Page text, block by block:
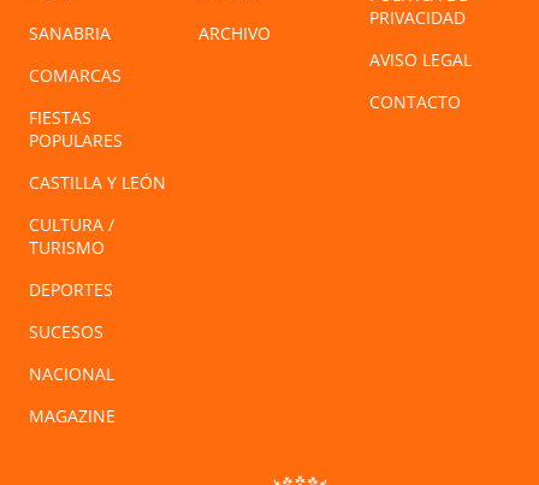
SANABRIA
COMARCAS
FIESTAS
POPULARES
CASTILLA Y LEÓN
CULTURA /
TURISMO
DEPORTES
SUCESOS
NACIONAL
MAGAZINE
ARCHIVO
PRIVACIDAD
AVISO LEGAL
CONTACTO